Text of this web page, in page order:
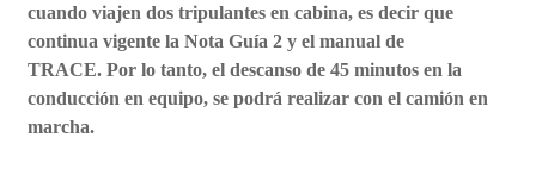
cuando viajen dos tripulantes en cabina, es decir que
continua vigente la Nota Guía 2 y el manual de
TRACE. Por lo tanto, el descanso de 45 minutos en la
conducción en equipo, se podrá realizar con el camión en
marcha.